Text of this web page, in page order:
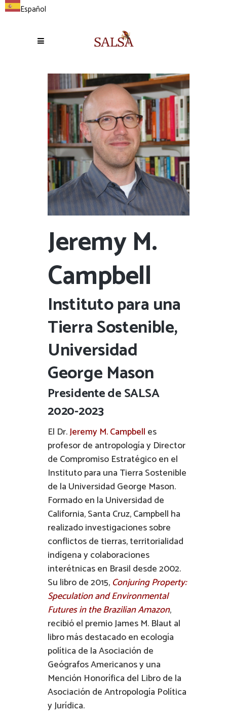
Español
Jeremy M.
Campbell
Instituto para una
Tierra Sostenible,
Universidad
George Mason
Presidente de SALSA
2020-2023
El Dr.Jeremy M. Campbell es
profesor de antropología y Director
de Compromiso Estratégico en el
Instituto para una Tierra Sostenible
de la Universidad George Mason.
Formado en la Universidad de
California, Santa Cruz, Campbell ha
realizado investigaciones sobre
conflictos de tierras, territorialidad
indígena y colaboraciones
interétnicas en Brasil desde 2002.
Su libro de 2015, Conjuring Property:
Speculation and Environmental
Futures in the Brazilian Amazon,
recibió el premio James M. Blaut al
libro más destacado en ecología
política de la Asociación de
Geógrafos Americanos y una
Mención Honorífica del Libro de la
Asociación de Antropología Política
y Jurídica.